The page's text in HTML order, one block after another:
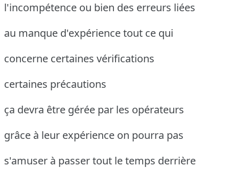
l'incompétence ou bien des erreurs liées
au manque d'expérience tout ce qui
concerne certaines vérifications
certaines précautions
ça devra être gérée par les opérateurs
grâce à leur expérience on pourra pas
s'amuser à passer tout le temps derrière